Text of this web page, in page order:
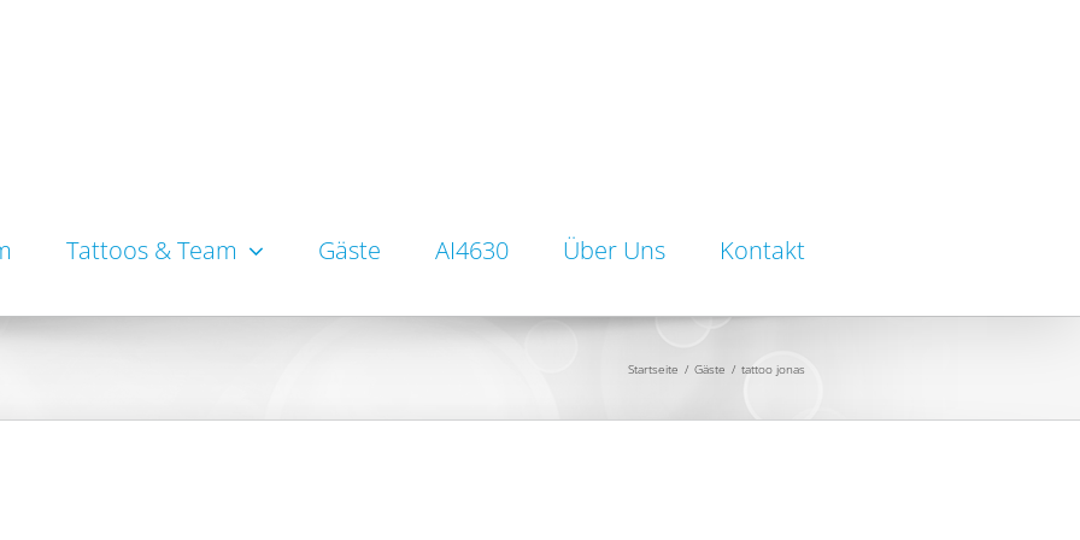
Tattoos & Team Gäste AI4630 Über Uns Kontakt
Startseite / Gäste / tattoo jonas